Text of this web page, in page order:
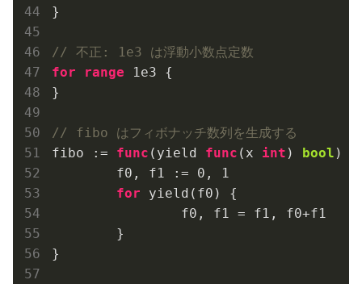
}
// 不正: 1e3 は浮動小数点定数
for
range 1e3 {
}
// fibo はフィボナッチ数列を生成する
fibo := func (yield func (x int ) bool )
	f0, f1 :=
0 ,
1
for yield(f0) {
}